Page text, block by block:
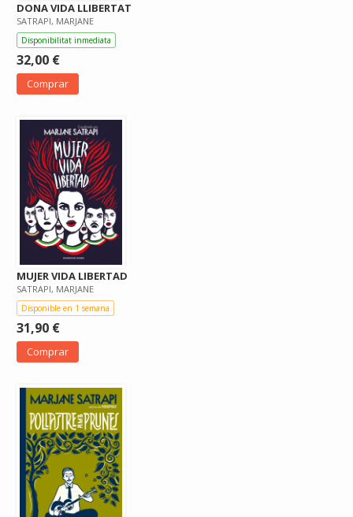
DONA VIDA LLIBERTAT
SATRAPI, MARJANE
Disponibilitat inmediata
32,00 €
Comprar
MUJER VIDA LIBERTAD
SATRAPI, MARJANE
Disponible en 1 semana
31,90 €
Comprar